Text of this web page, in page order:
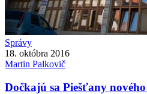
Správy
18. októbra 2016
Martin Palkovič
Dočkajú sa Piešťany